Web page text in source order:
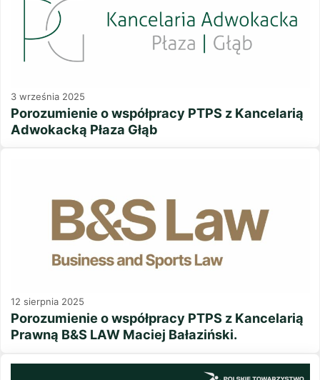
3 września 2025
Porozumienie o współpracy PTPS z Kancelarią
Adwokacką Płaza Głąb
12 sierpnia 2025
Porozumienie o współpracy PTPS z Kancelarią
Prawną B&S LAW Maciej Bałaziński.